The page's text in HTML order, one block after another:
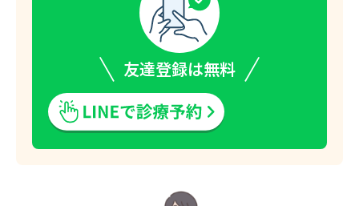
友達登録は無料